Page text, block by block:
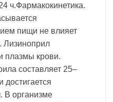
ч.Фармакокинетика.
пищи не влияет
Лизиноприл
плазмы крови.
составляет 25–
достигается
В организме